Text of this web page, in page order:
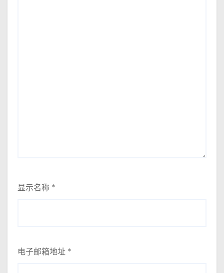
显示名称 *
电子邮箱地址 *